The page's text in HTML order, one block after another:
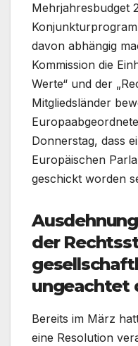
Mehrjahresbudget
davon abhängig
Kommission die
Werte“ und der
Mitgliedsländer
Donnerstag, dass
Europäischen
geschickt worden
der
ungeachtet
Bereits im März
eine Resolution